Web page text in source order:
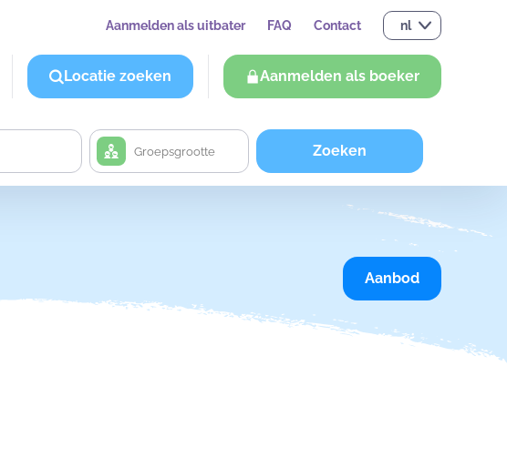
Aanmelden als uitbater FAQ Contact nl
Locatie zoeken Aanmelden als boeker
Zoeken
Aanbod